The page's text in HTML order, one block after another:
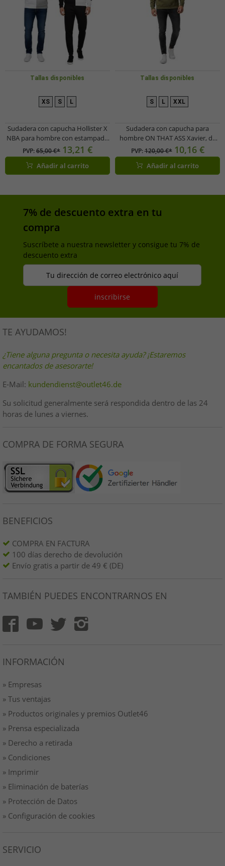
Tallas disponibles
XS S L
Sudadera con capucha Hollister X
NBA para hombre con estampado
del logotipo del equipo, jersey de
algodón 322-221-1590, con los New
York Knicks en gris/blanco o los
Dallas Mavericks en blanco/negro.
PVP:65,00 €* 13,21 €
Añadir al carrito
Tallas disponibles
S L XXL
Sudadera con capucha para
hombre ON THAT ASS Xavier, de
algodón, con bolsillo tipo canguro
y forro polar, color verde oliva
PVP:120,00 €* 10,16 €
Añadir al carrito
7% de descuento extra en tu
compra
Suscríbete a nuestra newsletter y consigue tu 7% de
descuento extra
Tu dirección de correo electrónico aquí
inscribirse
TE AYUDAMOS!
¿Tiene alguna pregunta o necesita ayuda? ¡Estaremos
encantados de asesorarte!
E-Mail: kundendienst@outlet46.de
Su solicitud generalmente será respondida dentro de las 24
horas de lunes a viernes.
COMPRA DE FORMA SEGURA
BENEFICIOS
COMPRA EN FACTURA
100 días derecho de devolución
Envío gratis a partir de 49 € (DE)
TAMBIÉN PUEDES ENCONTRARNOS EN
INFORMACIÓN
» Empresas
» Tus ventajas
» Productos originales y premios Outlet46
» Prensa especializada
» Derecho a retirada
» Condiciones
» Imprimir
» Eliminación de baterías
» Protección de Datos
» Configuración de cookies
SERVICIO